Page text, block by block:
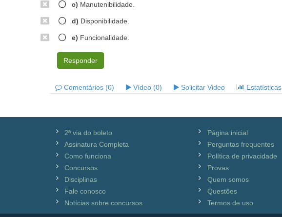
c) Manutenibilidade.
d) Disponibilidade.
e) Funcionalidade.
Responder
Comentários (0) Vídeo (0) Solicitar Video Estatísticas
2ª via do boleto
Assinatura Completa
Como funciona
Concursos
Disciplinas
Fale conosco
Notícias sobre concursos
Página inicial
Perguntas frequentes
Política de privacidade
Provas
Quem somos
Questões
Termos de uso